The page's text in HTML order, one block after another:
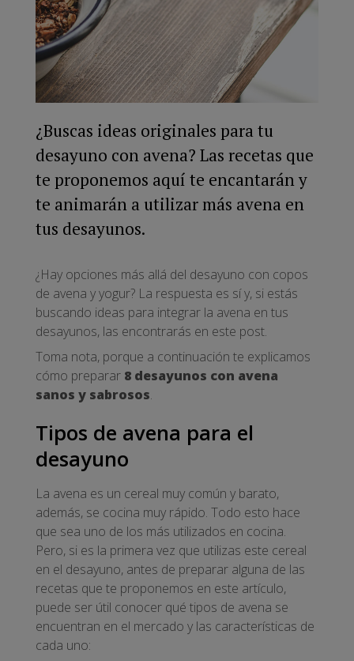
¿Buscas ideas originales para tu
desayuno con avena? Las recetas que
te proponemos aquí te encantarán y
te animarán a utilizar más avena en
tus desayunos.
¿Hay opciones más allá del desayuno con copos
de avena y yogur? La respuesta es sí y, si estás
buscando ideas para integrar la avena en tus
desayunos, las encontrarás en este post.
Toma nota, porque a continuación te explicamos
cómo preparar 8 desayunos con avena
sanos y sabrosos.
Tipos de avena para el
desayuno
La avena es un cereal muy común y barato,
además, se cocina muy rápido. Todo esto hace
que sea uno de los más utilizados en cocina.
Pero, si es la primera vez que utilizas este cereal
en el desayuno, antes de preparar alguna de las
recetas que te proponemos en este artículo,
puede ser útil conocer qué tipos de avena se
encuentran en el mercado y las características de
cada uno: